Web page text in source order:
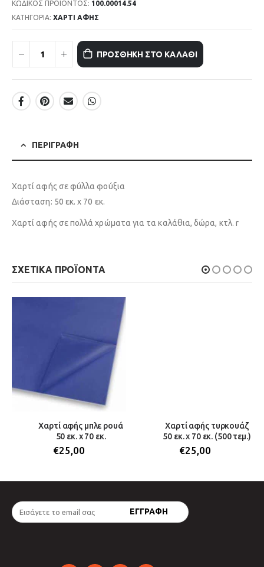
ΚΩΔΙΚΌΣ ΠΡΟΪΌΝΤΟΣ: 100.00014.54
ΚΑΤΗΓΟΡΊΑ: ΧΑΡΤΙ ΑΦΗΣ
ΠΡΟΣΘΉΚΗ ΣΤΟ ΚΑΛΆΘΙ
ΠΕΡΙΓΡΑΦΉ
Χαρτί αφής σε φύλλα φούξια
Διάσταση: 50 εκ. x 70 εκ.
Χαρτί αφής σε πολλά χρώματα για τα καλάθια, δώρα, κτλ. r
ΣΧΕΤΙΚΆ ΠΡΟΪΌΝΤΑ
Χαρτί αφής μπλε ρουά
50 εκ. x 70 εκ.
€25,00
Χαρτί αφής τυρκουάζ
50 εκ. x 70 εκ. (500 τεμ.)
€25,00